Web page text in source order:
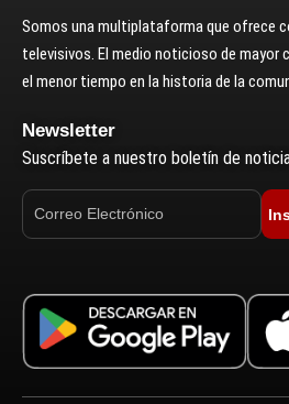
Somos una multiplataforma que ofrece
televisivos. El medio noticioso de mayor
el menor tiempo en la historia de la
Newsletter
Suscríbete a nuestro boletín de